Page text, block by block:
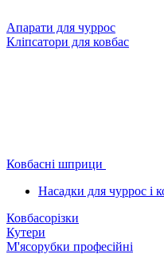
Апарати для чуррос
Кліпсатори для ковбас
Ковбасні шприци
Насадки для чуррос і
Ковбасорізки
Кутери
М'ясорубки професійні